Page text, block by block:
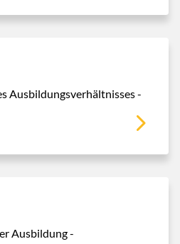
Ausbildungsverhältnisses -
Ausbildung -